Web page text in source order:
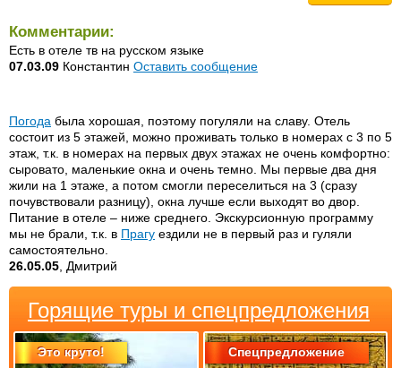
Комментарии:
Есть в отеле тв на русском языке
07.03.09 Константин Оставить сообщение
Погода была хорошая, поэтому погуляли на славу. Отель
состоит из 5 этажей, можно проживать только в номерах с 3 по 5
этаж, т.к. в номерах на первых двух этажах не очень комфортно:
сыровато, маленькие окна и очень темно. Мы первые два дня
жили на 1 этаже, а потом смогли переселиться на 3 (сразу
почувствовали разницу), окна лучше если выходят во двор.
Питание в отеле – ниже среднего. Экскурсионную программу
мы не брали, т.к. в Прагу ездили не в первый раз и гуляли
самостоятельно.
26.05.05 , Дмитрий
Горящие туры и спецпредложения
Это круто! Спецпредложение